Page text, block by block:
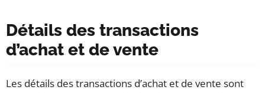
Détails des transactions
d’achat et de vente
Les détails des transactions d’achat et de vente sont